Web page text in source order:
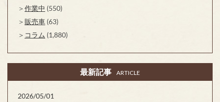
作業中 (550)
販売車 (63)
コラム (1,880)
最新記事 ARTICLE
2026/05/01